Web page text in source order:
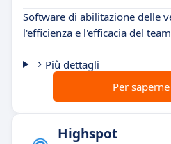
Software di abilitazione delle
l'efficienza e l'efficacia del
Più dettagli
Per
Highspot